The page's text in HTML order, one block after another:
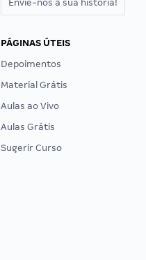
Envie-nos a sua história!
PÁGINAS ÚTEIS
Depoimentos
Material Grátis
Aulas ao Vivo
Aulas Grátis
Sugerir Curso